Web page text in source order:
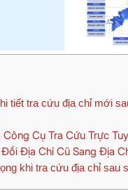
tiết tra cứu địa chỉ mới
Công Cụ Tra Cứu Trực
Địa Chỉ Cũ Sang Địa
khi tra cứu địa chỉ sau